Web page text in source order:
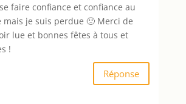
faire confiance et confiance au
mais je suis perdue 🙁 Merci de
lue et bonnes fêtes à tous et
!
Réponse